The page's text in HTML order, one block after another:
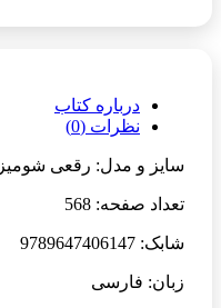
درباره کتاب
نظرات (0)
سایز و مدل: رقعی شومیز
تعداد صفحه: 568
شابک: 9789647406147
زبان: فارسی